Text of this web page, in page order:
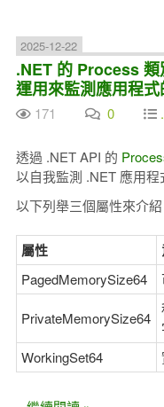
2025-12-22
.NET 的 Process
運用來監測應用程
171 0
透過 .NET API 的
以自我監測 .NET 應用程
以下列舉三個屬性來介紹
屬性
PagedMemorySize64
PrivateMemorySize64
WorkingSet64